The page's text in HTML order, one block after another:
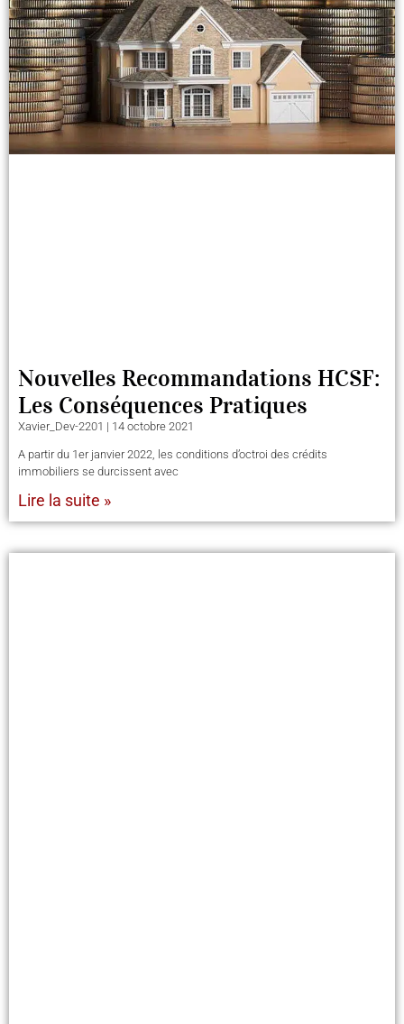
Nouvelles Recommandations HCSF:
Les Conséquences Pratiques
Xavier_Dev-2201 14 octobre 2021
A partir du 1er janvier 2022, les conditions d’octroi des crédits
immobiliers se durcissent avec
Lire la suite »